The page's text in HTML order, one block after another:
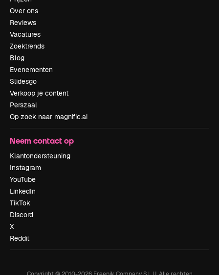
Over ons
Reviews
Vacatures
Zoektrends
Blog
Evenementen
Slidesgo
Verkoop je content
Perszaal
Op zoek naar magnific.ai
Neem contact op
Klantondersteuning
Instagram
YouTube
LinkedIn
TikTok
Discord
X
Reddit